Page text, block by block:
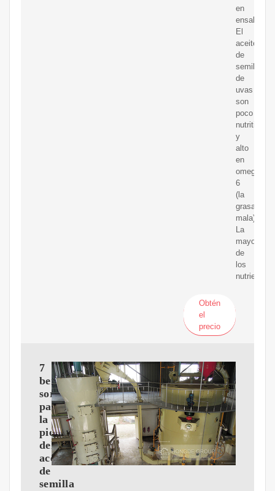
en
ensaladas.
El
aceite
de
semilla
de
uvas
son
poco
nutritivo
y
alto
en
omega
6
(la
grasa
mala)
La
mayoría
de
los
nutrientes
Obtén
el
precio
7
beneficios
sorprendentes
para
la
piel
del
aceite
de
semilla